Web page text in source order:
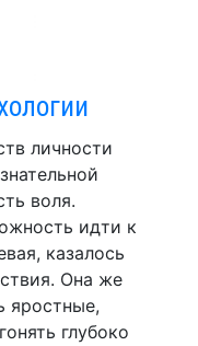
личности
воля.
идти к
казалось
Она же
яростные,
глубоко